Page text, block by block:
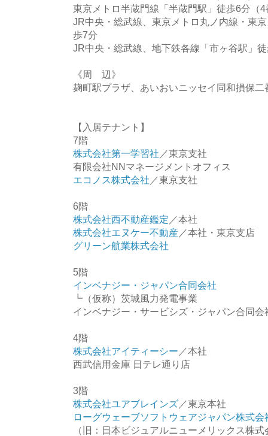
東京メトロ半蔵門線「半蔵門駅」徒歩6分（
JR中央・総武線、東京メトロ丸ノ内線・東
歩7分
JR中央・総武線、地下鉄各線「市ヶ谷駅」
《周 辺》
麹町駅プラザ、あいおいニッセイ同和損保
【入居テナント】
7階
株式会社第一学習社 ／東京支社
有限会社NNマネージメントオフィス
エコノス株式会社 ／東京支社
6階
株式会社西不動産鑑定 ／本社
株式会社エヌケー不動産 ／本社・東京支店
グリーン航業株式会社
5階
インベナジー・ジャパン合同会社
┗（仮称）茨城風力発電事業
インベナジー・サービシズ・ジャパン合同会
4階
株式会社アイティーシー ／本社
西武信用金庫 日テレ通り店
3階
株式会社ユアブレインズ ／東京本社
ローグウェーブソフトウェアジャパン株式会
（旧：日本ビジュアルニューメリックス株式